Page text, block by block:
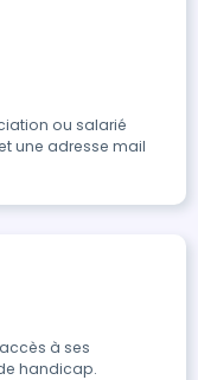
ou salarié
une adresse mail
à ses
handicap.